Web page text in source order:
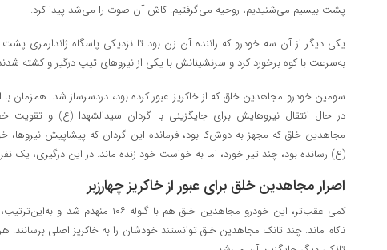
پشت بیسیم می‌شنیدیم، روحیه می‌گرفتیم. کاش آن صوت را می‌شد پیدا کرد.
یکی دیگر از آن سه خودرو که راننده آن زن بود تا نزدیکی پاسگاه ژاندارمری
به‌سرعت با کوه برخورد کرد و سرنشینانش با یکی از نیرو‌های تیپ درگیر و کشته
سومین خودرو مجاهدین خلق که از خاکریز عبور کرده بود، دردسرساز شد. همزمان
در حال انتقال نیروهایش برای جایگزینی با گردان سیدالشهدا (ع) و تقویت
مجاهدین خلق که مجهز به دوش‌کا بود، فرمانده این گردان که پیشاپیش نیروها،
(ع) رسانده بود، چند تیر خورد، اما به خواست خود زنده ماند. در این درگیری، یک
اصرار مجاهدین خلق برای عبور از خاکریز چهارزبر
کمی عقب‌تر، این خودرو مجاهدین خلق هم با
ناکام ماند. چند تانک مجاهدین خلق توانستند خودشان را به خاکریز اصلی برسانند.